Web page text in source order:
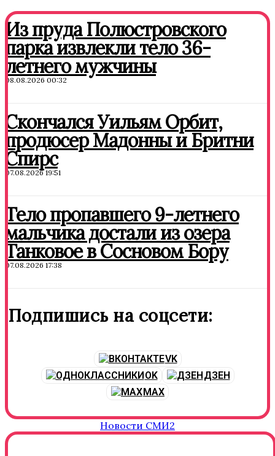
Из пруда Полюстровского
парка извлекли тело 36-
летнего мужчины
08.08.2026 00:32
Скончался Уильям Орбит,
продюсер Мадонны и Бритни
Спирс
07.08.2026 19:51
Тело пропавшего 9-летнего
мальчика достали из озера
Танковое в Сосновом Бору
07.08.2026 17:38
Подпишись на соцсети:
VK
OK
ДЗЕН
MAX
Новости СМИ2